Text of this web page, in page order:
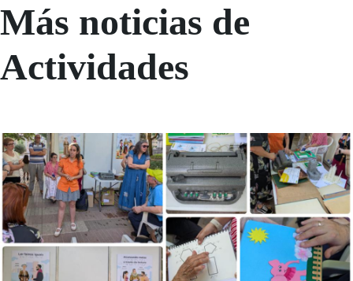
Más noticias de
Actividades